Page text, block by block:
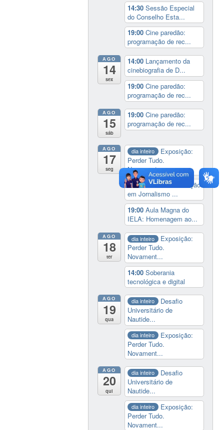
14:30Sessão Especial
do Conselho Esta...
19:00Cine paredão:
programação de rec...
AGO
14
sex
14:00 Lançamento da
cinebiografia de D...
19:00Cine paredão:
programação de rec...
AGO
15
sáb
19:00Cine paredão:
programação de rec...
AGO
17
seg
dia inteiro
Exposição:
Perder Tudo.
Novament...
16:00 Curso de formação
em Jornalismo ...
19:00Aula Magna do
IELA: Homenagem ao...
AGO
18
ter
dia inteiro
Exposição:
Perder Tudo.
Novament...
14:00Soberania
tecnológica e digital
AGO
19
qua
dia inteiro
Desafio
Universitário de
Nautide...
dia inteiro
Exposição:
Perder Tudo.
Novament...
AGO
20
qui
dia inteiro
Desafio
Universitário de
Nautide...
dia inteiro
Exposição:
Perder Tudo.
Novament...